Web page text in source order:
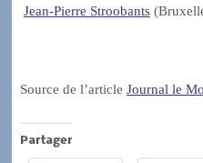
Jean-Pierre Stroobants
Source de l’article Journal le
Partager